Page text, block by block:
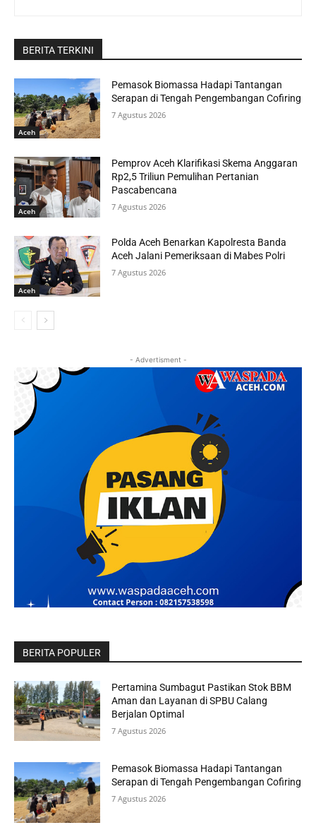
BERITA TERKINI
Aceh
Pemasok Biomassa Hadapi Tantangan
Serapan di Tengah Pengembangan Cofiring
7 Agustus 2026
Aceh
Pemprov Aceh Klarifikasi Skema Anggaran
Rp2,5 Triliun Pemulihan Pertanian
Pascabencana
7 Agustus 2026
Aceh
Polda Aceh Benarkan Kapolresta Banda
Aceh Jalani Pemeriksaan di Mabes Polri
7 Agustus 2026
- Advertisment -
BERITA POPULER
Pertamina Sumbagut Pastikan Stok BBM
Aman dan Layanan di SPBU Calang
Berjalan Optimal
7 Agustus 2026
Pemasok Biomassa Hadapi Tantangan
Serapan di Tengah Pengembangan Cofiring
7 Agustus 2026